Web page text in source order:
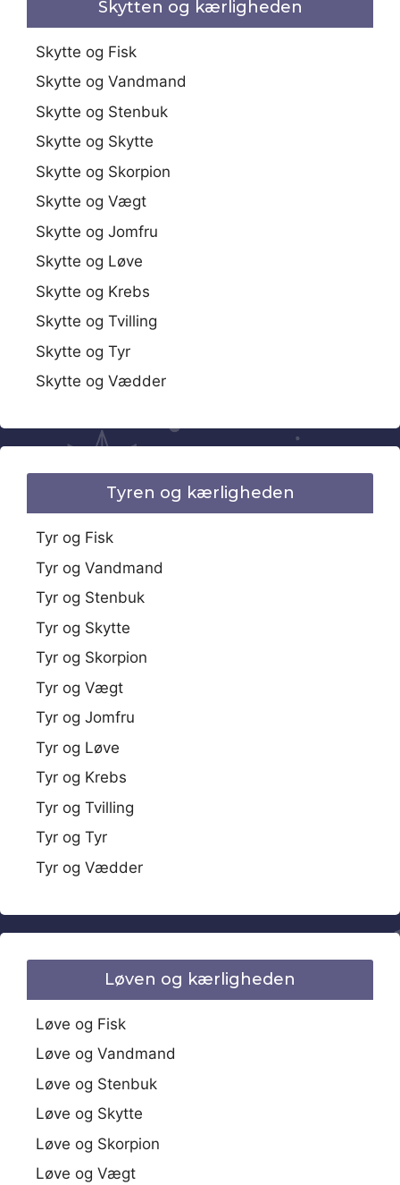
Skytten og kærligheden
Skytte og Fisk
Skytte og Vandmand
Skytte og Stenbuk
Skytte og Skytte
Skytte og Skorpion
Skytte og Vægt
Skytte og Jomfru
Skytte og Løve
Skytte og Krebs
Skytte og Tvilling
Skytte og Tyr
Skytte og Vædder
Tyren og kærligheden
Tyr og Fisk
Tyr og Vandmand
Tyr og Stenbuk
Tyr og Skytte
Tyr og Skorpion
Tyr og Vægt
Tyr og Jomfru
Tyr og Løve
Tyr og Krebs
Tyr og Tvilling
Tyr og Tyr
Tyr og Vædder
Løven og kærligheden
Løve og Fisk
Løve og Vandmand
Løve og Stenbuk
Løve og Skytte
Løve og Skorpion
Løve og Vægt